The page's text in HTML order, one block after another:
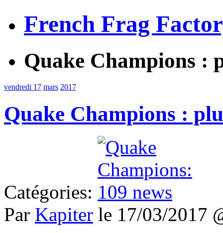
French Frag
Quake Champions :
vendredi 17 mars 2017
Quake Champions :
Catégories:
Par Kapiter le 17/03/2017